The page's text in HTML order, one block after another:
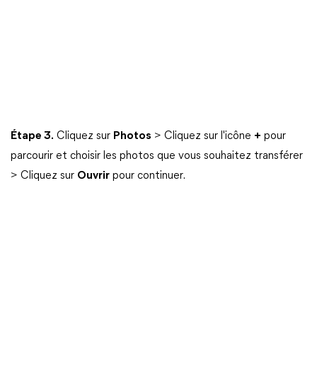
Étape 3. Cliquez sur Photos > Cliquez sur l'icône + pour
parcourir et choisir les photos que vous souhaitez transférer
> Cliquez sur Ouvrir pour continuer.